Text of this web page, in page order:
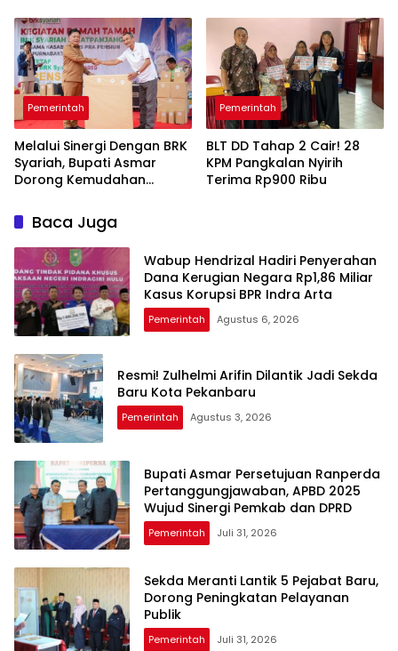
Pemkab dan DPRD
Pemerintah
Melalui Sinergi Dengan BRK
Syariah, Bupati Asmar
Dorong Kemudahan
Pemerintah
BLT DD Tahap 2 Cair! 28
KPM Pangkalan Nyirih
Terima Rp900 Ribu
Baca Juga
Wabup Hendrizal Hadiri Penyerahan
Dana Kerugian Negara Rp1,86 Miliar
Kasus Korupsi BPR Indra Arta
Pemerintah Agustus 6, 2026
Resmi! Zulhelmi Arifin Dilantik Jadi Sekda
Baru Kota Pekanbaru
Pemerintah Agustus 3, 2026
Bupati Asmar Persetujuan Ranperda
Pertanggungjawaban, APBD 2025
Wujud Sinergi Pemkab dan DPRD
Pemerintah Juli 31, 2026
Sekda Meranti Lantik 5 Pejabat Baru,
Dorong Peningkatan Pelayanan
Publik
Pemerintah Juli 31, 2026